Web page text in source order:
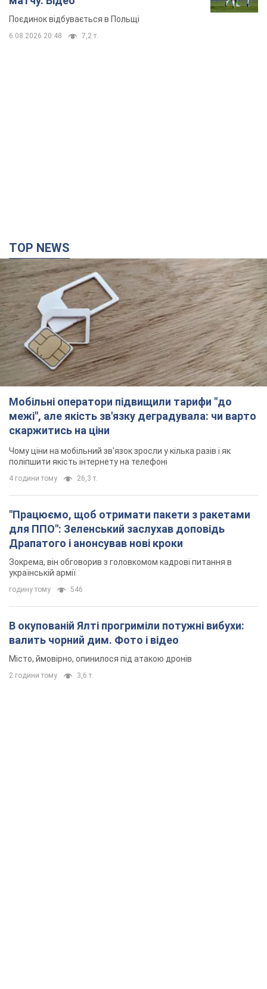
Поєдинок відбувається в Польщі
6.08.2026 20:48 7,2 т.
TOP NEWS
Мобільні оператори підвищили тарифи "до
межі", але якість зв'язку деградувала: чи варто
скаржитись на ціни
Чому ціни на мобільний зв'язок зросли у кілька разів і як
поліпшити якість інтернету на телефоні
4 години тому 26,3 т.
"Працюємо, щоб отримати пакети з ракетами
для ППО": Зеленський заслухав доповідь
Драпатого і анонсував нові кроки
Зокрема, він обговорив з головкомом кадрові питання в
українській армії
годину тому 546
В окупованій Ялті прогриміли потужні вибухи:
валить чорний дим. Фото і відео
Місто, ймовірно, опинилося під атакою дронів
2 години тому 3,6 т.